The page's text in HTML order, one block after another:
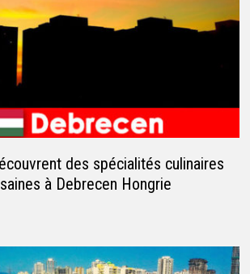
des spécialités culinaires
à Debrecen Hongrie